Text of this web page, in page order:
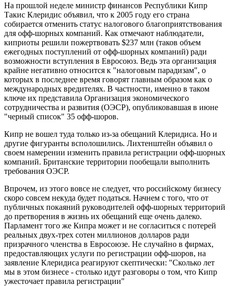
На прошлой неделе министр финансов Республики Кипр
Такис Клеридис объявил, что к 2005 году его страна
собирается отменить статус налогового благоприятствования
для офф-шорных компаний. Как отмечают наблюдатели,
киприоты решили пожертвовать $237 млн (таков объем
ежегодных поступлений от офф-шорных компаний) ради
возможности вступления в Евросоюз. Ведь эта организация
крайне негативно относится к "налоговым парадизам", о
которых в последнее время говорят главным образом как о
международных вредителях. В частности, именно в таком
ключе их представила Организация экономического
сотрудничества и развития (ОЭСР), опубликовавшая в июне
"черный список" 35 офф-шоров.
Кипр не вошел туда только из-за обещаний Клеридиса. Но и
другие фигуранты всполошились. Лихтенштейн объявил о
своем намерении изменить правила регистрации офф-шорных
компаний. Британские территории пообещали выполнить
требования ОЭСР.
Впрочем, из этого вовсе не следует, что российскому бизнесу
скоро совсем некуда будет податься. Начнем с того, что от
публичных покаяний руководителей офф-шорных территорий
до претворения в жизнь их обещаний еще очень далеко.
Парламент того же Кипра может и не согласиться с потерей
реальных двух-трех сотен миллионов долларов ради
призрачного членства в Евросоюзе. Не случайно в фирмах,
предоставляющих услуги по регистрации офф-шоров, на
заявление Клеридиса реагируют скептически: "Сколько лет
мы в этом бизнесе - столько идут разговоры о том, что Кипр
ужесточает правила регистрации"